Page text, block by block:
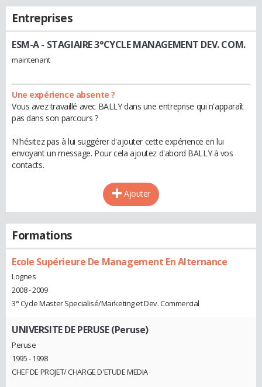
Entreprises
ESM-A- STAGIAIRE 3°CYCLE MANAGEMENT DEV. COM.
maintenant
Une expérience absente ?
Vous avez travaillé avec BALLY dans une entreprise qui n'apparaît
pas dans son parcours ?
N'hésitez pas à lui suggérer d'ajouter cette expérience en lui
envoyant un message. Pour cela ajoutez d'abord BALLY à vos
contacts.
Ajouter
Formations
Ecole Supérieure De Management En Alternance
Lognes
2008 - 2009
3° Cycle Master Specialisé/Marketing et Dev. Commercial
UNIVERSITE DE PERUSE (Peruse)
Peruse
1995 - 1998
CHEF DE PROJET/ CHARGE D'ETUDE MEDIA